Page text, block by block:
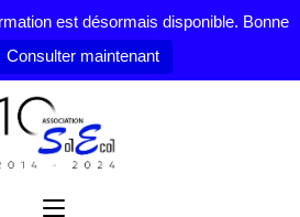
est désormais disponible. Bonne
Consulter maintenant